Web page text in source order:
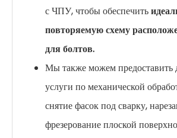
с ЧПУ, чтобы обеспечить
повторяемую схему
для болтов.
Мы также можем предоставить
услуги по механической
снятие фасок под сварку,
фрезерование плоской